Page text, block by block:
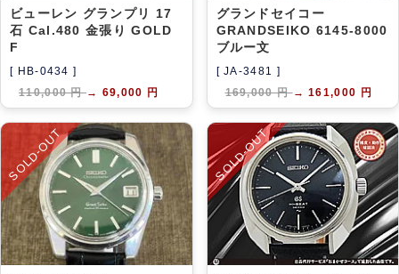
ビューレン グランプリ 17
石 Cal.480 金張り GOLD
F
[ HB-0434 ]
110,000 円→ 69,000 円
グランドセイコー
GRANDSEIKO 6145-8000
ブルー文
[ JA-3481 ]
169,000 円→ 161,000 円
SOLD-OUT SOLD-OUT